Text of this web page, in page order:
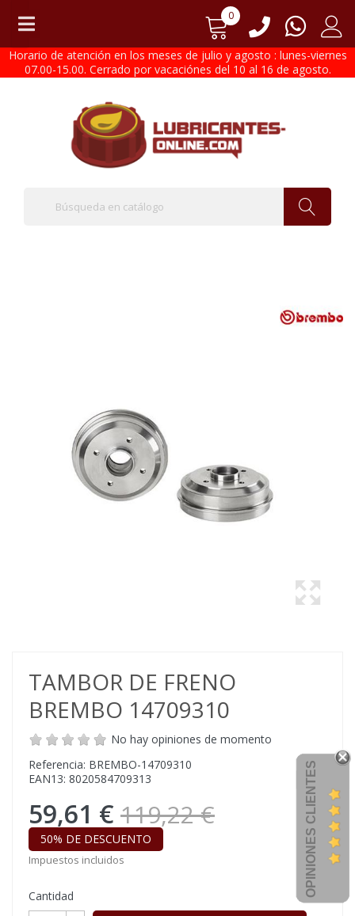
0
Horario de atención en los meses de julio y agosto : lunes-viernes
07.00-15.00. Cerrado por vacaciónes del 10 al 16 de agosto.
TAMBOR DE FRENO
BREMBO 14709310
No hay opiniones de momento
Referencia: BREMBO-14709310
EAN13: 8020584709313
59,61 € 119,22 €
50% DE DESCUENTO
Impuestos incluidos
Cantidad OPINIONES CLIENTES